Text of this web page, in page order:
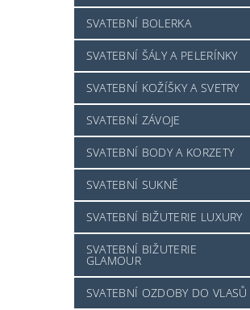
SVATEBNÍ BOLERKA
SVATEBNÍ ŠÁLY A PELERÍNKY
SVATEBNÍ KOŽÍŠKY A SVETRY
SVATEBNÍ ZÁVOJE
SVATEBNÍ BODY A KORZETY
SVATEBNÍ SUKNĚ
SVATEBNÍ BIŽUTERIE LUXURY
SVATEBNÍ BIŽUTERIE
GLAMOUR
SVATEBNÍ OZDOBY DO VLASŮ